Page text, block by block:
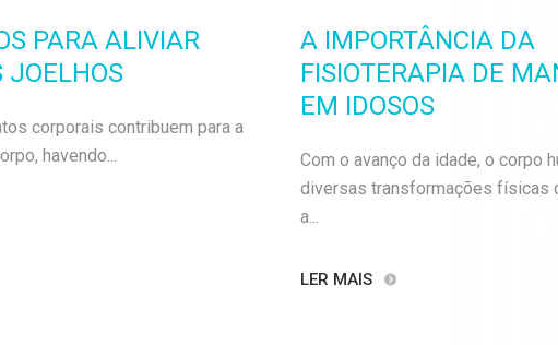
PARA ALIVIAR
JOELHOS
corporais contribuem para a
havendo...
A IMPORTÂNCIA DA
FISIOTERAPIA DE
EM IDOSOS
Com o avanço da idade, o corpo
diversas transformações físicas
a...
LER MAIS